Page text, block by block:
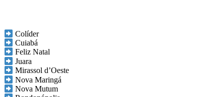
Colíder
Cuiabá
Feliz Natal
Juara
Mirassol d’Oeste
Nova Maringá
Nova Mutum